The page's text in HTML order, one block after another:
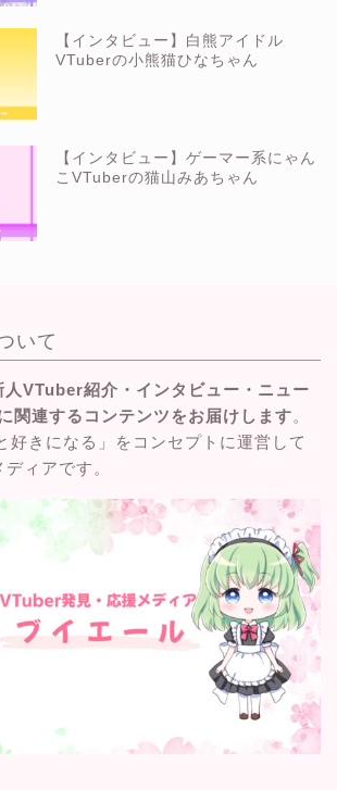
【インタビュー】白熊アイドル
VTuberの小熊猫ひなちゃん
【インタビュー】ゲーマー系にゃん
こVTuberの猫山みあちゃん
いて
人VTuber紹介・インタビュー・ニュー
関連するコンテンツをお届けします。
好きになる」をコンセプトに運営して
ィアです。